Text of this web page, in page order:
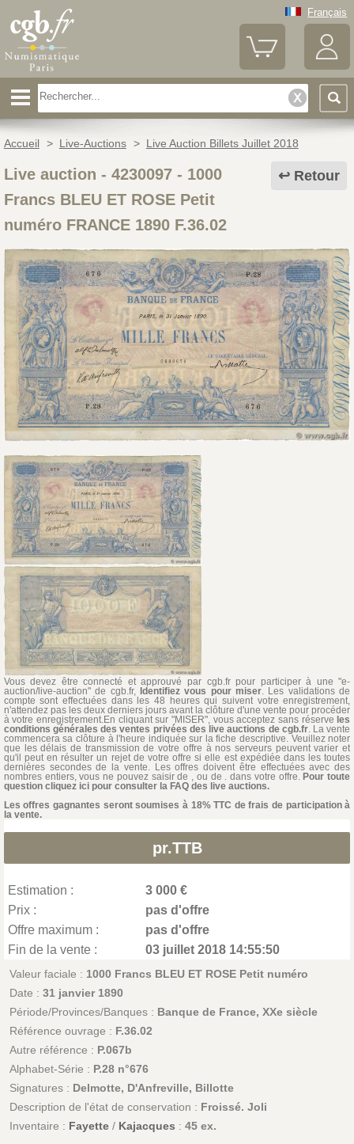
Français
Accueil > Live-Auctions > Live Auction Billets Juillet 2018
Retour
Live auction - 4230097- 1000
Francs BLEU ET ROSE Petit
numéro FRANCE 1890 F.36.02
Vous devez être connecté et approuvé par cgb.fr pour participer à une "e-
auction/live-auction" de cgb.fr, Identifiez vous pour miser. Les validations de
compte sont effectuées dans les 48 heures qui suivent votre enregistrement,
n'attendez pas les deux derniers jours avant la clôture d'une vente pour procéder
à votre enregistrement.En cliquant sur "MISER", vous acceptez sans réserve les
conditions générales des ventes privées des live auctions de cgb.fr. La vente
commencera sa clôture à l'heure indiquée sur la fiche descriptive. Veuillez noter
que les délais de transmission de votre offre à nos serveurs peuvent varier et
qu'il peut en résulter un rejet de votre offre si elle est expédiée dans les toutes
dernières secondes de la vente. Les offres doivent être effectuées avec des
nombres entiers, vous ne pouvez saisir de , ou de . dans votre offre. Pour toute
question cliquez ici pour consulter la FAQ des live auctions.
Les offres gagnantes seront soumises à 18% TTC de frais de participation à
la vente.
pr.TTB
Estimation :
3 000 €
Prix :
pas d'offre
Offre maximum :
pas d'offre
Fin de la vente :
03 juillet 2018 14:55:50
Valeur faciale : 1000 Francs BLEU ET ROSE Petit numéro
Date : 31 janvier 1890
Période/Provinces/Banques : Banque de France, XXe siècle
Référence ouvrage : F.36.02
Autre référence : P.067b
Alphabet-Série : P.28 n°676
Signatures : Delmotte, D'Anfreville, Billotte
Description de l'état de conservation : Froissé. Joli
Inventaire : Fayette/ Kajacques : 45 ex.